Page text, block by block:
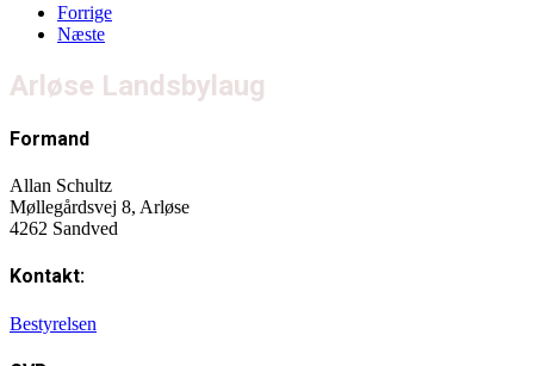
Forrige
Næste
Arløse Landsbylaug
Formand
Allan Schultz
Møllegårdsvej 8, Arløse
4262 Sandved
Kontakt:
Bestyrelsen